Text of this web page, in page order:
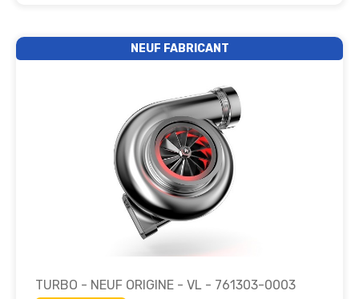
NEUF FABRICANT
TURBO - NEUF ORIGINE - VL - 761303-0003